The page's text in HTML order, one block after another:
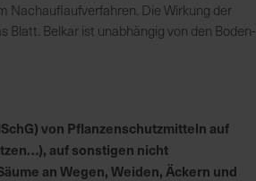
Nachauflaufverfahren. Die Wirkung der
Belkar ist unabhängig von den Boden-
von Pflanzenschutzmitteln auf
auf sonstigen nicht
an Wegen, Weiden, Äckern und